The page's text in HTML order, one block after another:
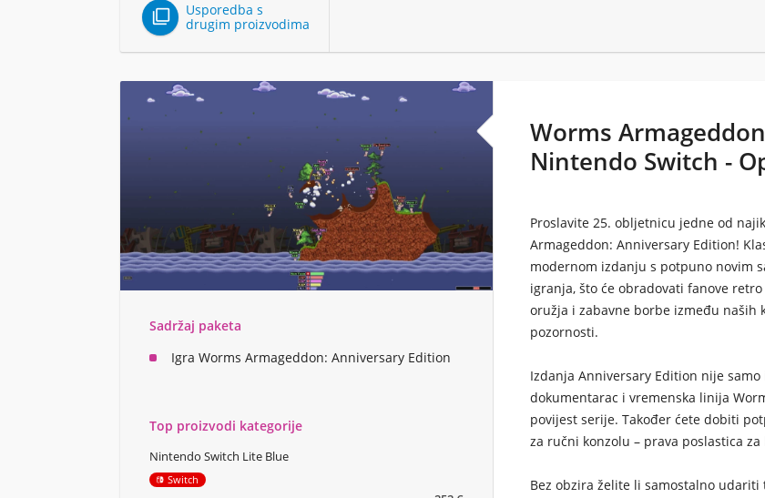

Usporedba s
drugim proizvodima
Worms
Nintendo Switch -
Proslavite 25. obljetnicu jedne od
Armageddon: Anniversary Edition!
modernom izdanju s potpuno novim
igranja, što će obradovati fanove
oružja i zabavne borbe između naših
pozornosti.
IzdanjaAnniversary Edition nije samo
dokumentarac i vremenska linija
povijest serije. Također ćete dobiti
za ručni konzolu – prava poslastica
Bez obzira želite li samostalno
Sadržaj paketa
Igra Worms Armageddon: Anniversary Edition
Top proizvodi kategorije
Nintendo Switch Lite Blue
Switch